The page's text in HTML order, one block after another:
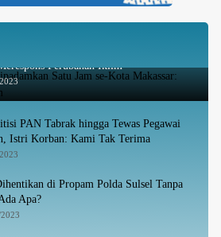
Perubahan Iklim
PAN Tabrak hingga Tewas Pegawai
Istri Korban: Kami Tak Terima
di Propam Polda Sulsel Tanpa
Apa?